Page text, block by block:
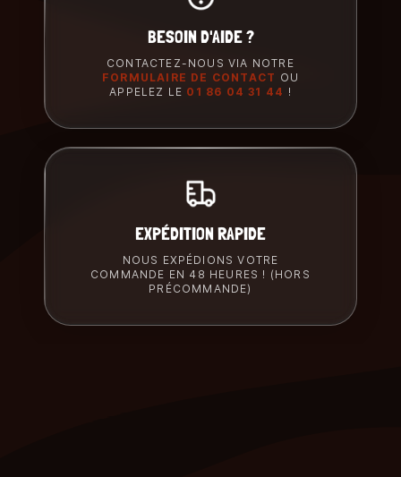
BESOIN D'AIDE ?
CONTACTEZ-NOUS VIA NOTRE
FORMULAIRE DE CONTACT OU
APPELEZ LE 01 86 04 31 44 !
EXPÉDITION RAPIDE
NOUS EXPÉDIONS VOTRE
COMMANDE EN 48 HEURES ! (HORS
PRÉCOMMANDE)